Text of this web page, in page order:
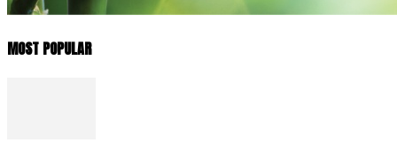
MOST POPULAR